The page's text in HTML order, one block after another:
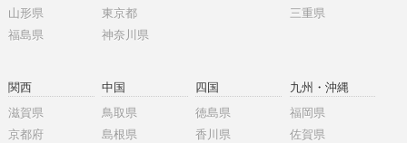
山形県
福島県
東京都
神奈川県
三重県
関西
滋賀県
京都府
中国
鳥取県
島根県
四国
徳島県
香川県
九州・沖縄
福岡県
佐賀県